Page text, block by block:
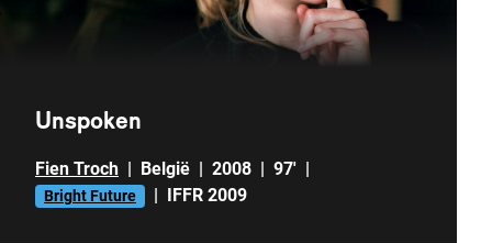
Unspoken
Fien Troch | België | 2008 | 97' |
Bright Future | IFFR 2009